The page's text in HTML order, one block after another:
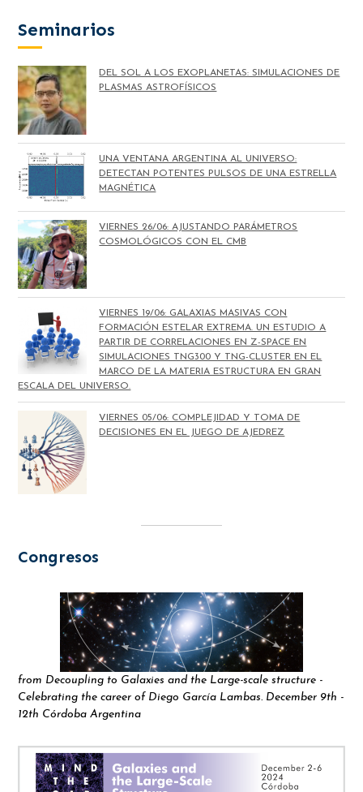
Seminarios
DEL SOL A LOS EXOPLANETAS: SIMULACIONES DE
PLASMAS ASTROFÍSICOS
UNA VENTANA ARGENTINA AL UNIVERSO:
DETECTAN POTENTES PULSOS DE UNA ESTRELLA
MAGNÉTICA
VIERNES 26/06: AJUSTANDO PARÁMETROS
COSMOLÓGICOS CON EL CMB
VIERNES 19/06: GALAXIAS MASIVAS CON
FORMACIÓN ESTELAR EXTREMA. UN ESTUDIO A
PARTIR DE CORRELACIONES EN Z-SPACE EN
SIMULACIONES TNG300 Y TNG-CLUSTER EN EL
MARCO DE LA MATERIA ESTRUCTURA EN GRAN
ESCALA DEL UNIVERSO.
VIERNES 05/06: COMPLEJIDAD Y TOMA DE
DECISIONES EN EL JUEGO DE AJEDREZ
Congresos
from Decoupling to Galaxies and the Large-scale structure -
Celebrating the career of Diego García Lambas. December 9th -
12th Córdoba Argentina